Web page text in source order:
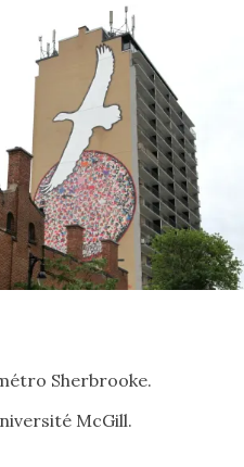
Sherbrooke.
McGill.